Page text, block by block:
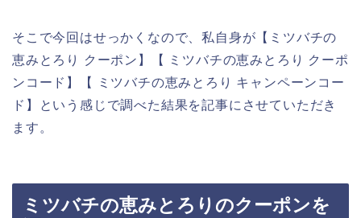
そこで今回はせっかくなので、私自身が【ミツバチの
恵みとろり クーポン】【 ミツバチの恵みとろり クーポ
ンコード】【 ミツバチの恵みとろり キャンペーンコー
ド】という感じで調べた結果を記事にさせていただき
ます。
ミツバチの恵みとろりのクーポンを